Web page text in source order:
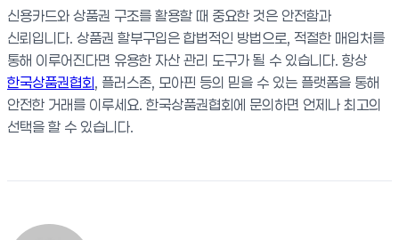
신용카드와 상품권 구조를 활용할 때 중요한 것은 안전함과
신뢰입니다. 상품권 할부구입은 합법적인 방법으로, 적절한 매입처를
통해 이루어진다면 유용한 자산 관리 도구가 될 수 있습니다. 항상
한국상품권협회, 플러스존, 모아핀 등의 믿을 수 있는 플랫폼을 통해
안전한 거래를 이루세요. 한국상품권협회에 문의하면 언제나 최고의
선택을 할 수 있습니다.